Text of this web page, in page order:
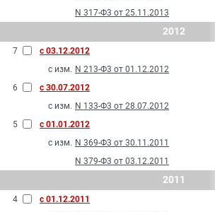
N 317-Ф3 от 25.11.2013
2012
7
с 03.12.2012
с изм. N 213-Ф3 от 01.12.2012
6
с 30.07.2012
с изм. N 133-Ф3 от 28.07.2012
5
с 01.01.2012
с изм. N 369-Ф3 от 30.11.2011
N 379-Ф3 от 03.12.2011
2011
4
с 01.12.2011